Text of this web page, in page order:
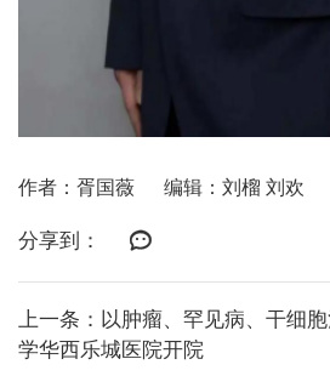
作者：胥国薇 编辑：刘榴 刘欢
分享到：
上一条：以肿瘤、罕见病、干细
学华西乐城医院开院